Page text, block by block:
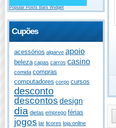
Popular Posts Bars Widget
Cupões
acessórios algarve apoio
beleza capas carros casino
comida compras
computadores corpo cursos
desconto
descontos design
dia dietas emprego férias
jogos lar licores loja online